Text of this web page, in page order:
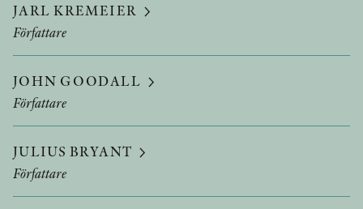
JARL KREMEIER
Författare
JOHN GOODALL
Författare
JULIUS BRYANT
Författare